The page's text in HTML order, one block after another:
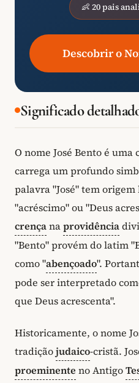
👶 20 pais
Descobrir o
Significado
O nome José Bento é
carrega um profundo
palavra "José" tem
"acréscimo" ou "Deus
crençanaprovidência
"Bento" provém do latim
como "abençoado".
pode ser interpretado
que Deus acrescenta".
Historicamente, o nome
tradiçãojudaico-cristã.
proeminente no Antigo